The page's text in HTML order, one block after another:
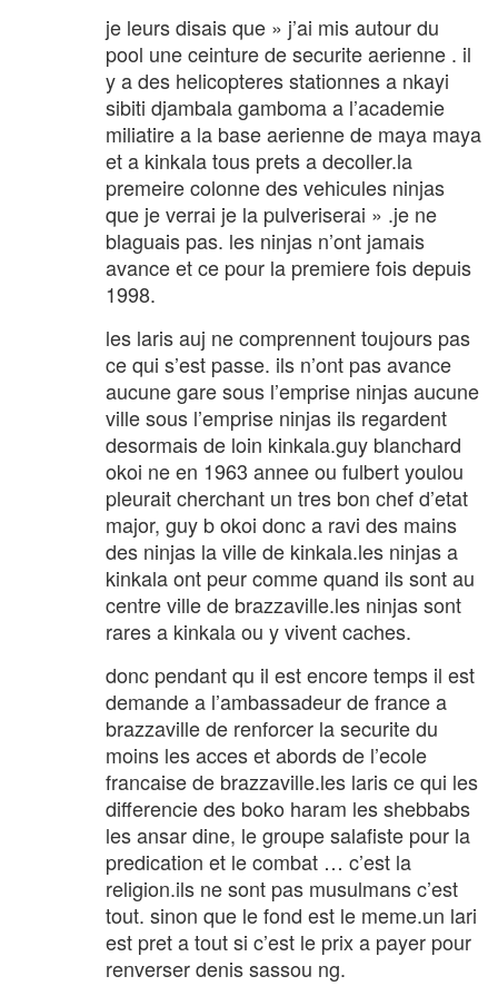
je leurs disais que » j’ai mis autour du
pool une ceinture de securite aerienne . il
y a des helicopteres stationnes a nkayi
sibiti djambala gamboma a l’academie
miliatire a la base aerienne de maya maya
et a kinkala tous prets a decoller.la
premeire colonne des vehicules ninjas
que je verrai je la pulveriserai » .je ne
blaguais pas. les ninjas n’ont jamais
avance et ce pour la premiere fois depuis
1998.
les laris auj ne comprennent toujours pas
ce qui s’est passe. ils n’ont pas avance
aucune gare sous l’emprise ninjas aucune
ville sous l’emprise ninjas ils regardent
desormais de loin kinkala.guy blanchard
okoi ne en 1963 annee ou fulbert youlou
pleurait cherchant un tres bon chef d’etat
major, guy b okoi donc a ravi des mains
des ninjas la ville de kinkala.les ninjas a
kinkala ont peur comme quand ils sont au
centre ville de brazzaville.les ninjas sont
rares a kinkala ou y vivent caches.
donc pendant qu il est encore temps il est
demande a l’ambassadeur de france a
brazzaville de renforcer la securite du
moins les acces et abords de l’ecole
francaise de brazzaville.les laris ce qui les
differencie des boko haram les shebbabs
les ansar dine, le groupe salafiste pour la
predication et le combat … c’est la
religion.ils ne sont pas musulmans c’est
tout. sinon que le fond est le meme.un lari
est pret a tout si c’est le prix a payer pour
renverser denis sassou ng.